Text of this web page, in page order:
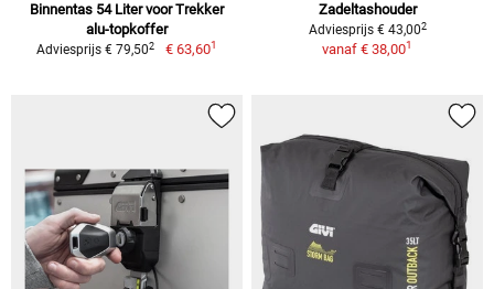
Binnentas 54 Liter voor Trekker
alu-topkoffer
Adviesprijs € 79,502 € 63,601
Zadeltashouder
Adviesprijs € 43,002
vanaf € 38,001